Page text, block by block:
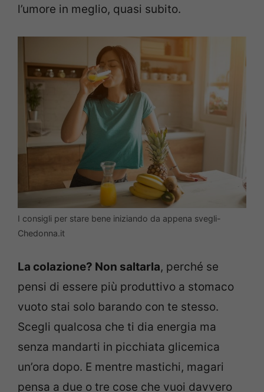
l’umore in meglio, quasi subito.
I consigli per stare bene iniziando da appena svegli-
Chedonna.it
La colazione? Non saltarla, perché se
pensi di essere più produttivo a stomaco
vuoto stai solo barando con te stesso.
Scegli qualcosa che ti dia energia ma
senza mandarti in picchiata glicemica
un’ora dopo. E mentre mastichi, magari
pensa a due o tre cose che vuoi davvero